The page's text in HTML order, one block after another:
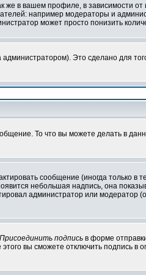
в вашем профиле, в зависимости от
например модераторы и
может просто понизить
Это сделано для
То что вы можете делать в
сообщение (иногда только в
небольшая надпись, она
администратор или модератор
Присоединить подпись в форме
вы сможете отключить подпись в